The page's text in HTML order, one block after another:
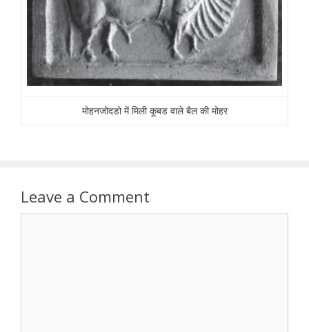
मोहनजोदडो में मिली कूबड वाले बैल की मोहर
Leave a Comment